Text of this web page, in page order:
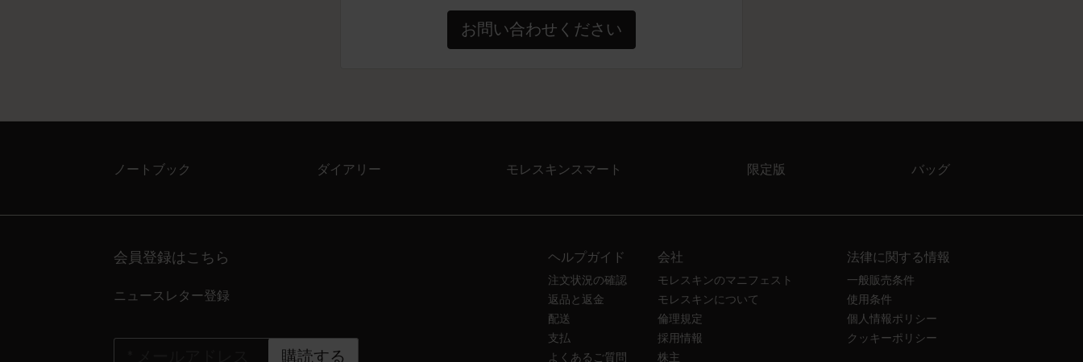
お問い合わせください
ノートブック ダイアリー モレスキンスマート 限定版 バッグ
会員登録はこちら
ニュースレター登録
購読する
ヘルプガイド
注文状況の確認
返品と返金
配送
支払
よくあるご質問
会社
モレスキンのマニフェスト
モレスキンについて
倫理規定
採用情報
株主
法律に関する情報
一般販売条件
使用条件
個人情報ポリシー
クッキーポリシー